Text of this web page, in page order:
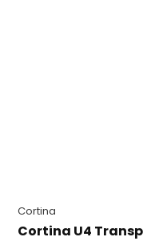
Cortina
Cortina U4